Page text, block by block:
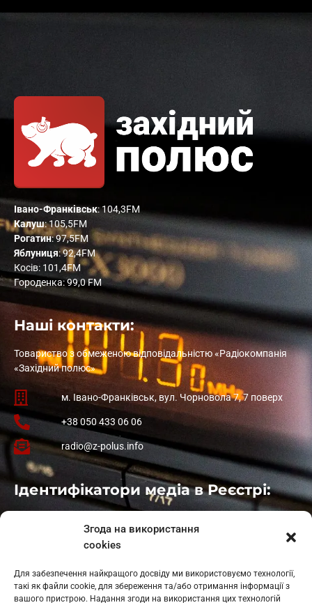
Згода на використання
cookies
Для забезпечення найкращого досвіду ми використовуємо технології,
такі як файли cookie, для збереження та/або отримання інформації з
вашого пристрою. Надання згоди на використання цих технологій
Івано-Франківськ: 104,3FM
Калуш: 105,5FM
Рогатин: 97,5FM
Яблуниця: 92,4FM
Косів: 101,4FM
Городенка: 99,0 FM
Наші контакти:
Товариство з обмеженою відповідальністю «Радіокомпанія
«Західний полюс»
м. Івано-Франківськ, вул. Чорновола 7, 7 поверх
+38 050 433 06 06
radio@z-polus.info
Ідентифікатори медіа в Реєстрі:
: L11-01410
: L11-01801
Косів: L11-01805
Гарасимів: L11-02274